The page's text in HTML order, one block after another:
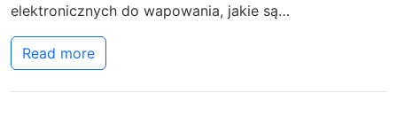
elektronicznych do wapowania, jakie są…
Read more